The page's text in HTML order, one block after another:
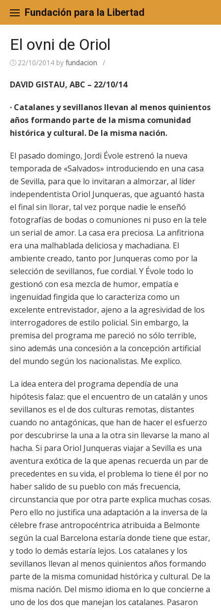
content
Fundación para la Libertad
El ovni de Oriol
22/10/2014 by fundacion /
DAVID GISTAU, ABC – 22/10/14
· Catalanes y sevillanos llevan al menos quinientos
años formando parte de la misma comunidad
histórica y cultural. De la misma nación.
El pasado domingo, Jordi Évole estrenó la nueva
temporada de «Salvados» introduciendo en una casa
de Sevilla, para que lo invitaran a almorzar, al líder
independentista Oriol Junqueras, que aguantó hasta
el final sin llorar, tal vez porque nadie le enseñó
fotografías de bodas o comuniones ni puso en la tele
un serial de amor. La casa era preciosa. La anfitriona
era una malhablada deliciosa y machadiana. El
ambiente creado, tanto por Junqueras como por la
selección de sevillanos, fue cordial. Y Évole todo lo
gestionó con esa mezcla de humor, empatía e
ingenuidad fingida que lo caracteriza como un
excelente entrevistador, ajeno a la agresividad de los
interrogadores de estilo policial. Sin embargo, la
premisa del programa me pareció no sólo terrible,
sino además una concesión a la concepción artificial
del mundo según los nacionalistas. Me explico.
La idea entera del programa dependía de una
hipótesis falaz: que el encuentro de un catalán y unos
sevillanos es el de dos culturas remotas, distantes
cuando no antagónicas, que han de hacer el esfuerzo
por descubrirse la una a la otra sin llevarse la mano al
hacha. Si para Oriol Junqueras viajar a Sevilla es una
aventura exótica de la que apenas recuerda un par de
precedentes en su vida, el problema lo tiene él por no
haber salido de su pueblo con más frecuencia,
circunstancia que por otra parte explica muchas cosas.
Pero ello no justifica una adaptación a la inversa de la
célebre frase antropocéntrica atribuida a Belmonte
según la cual Barcelona estaría donde tiene que estar,
y todo lo demás estaría lejos. Los catalanes y los
sevillanos llevan al menos quinientos años formando
parte de la misma comunidad histórica y cultural. De la
misma nación. Del mismo idioma en lo que concierne a
uno de los dos que manejan los catalanes. Pasaron